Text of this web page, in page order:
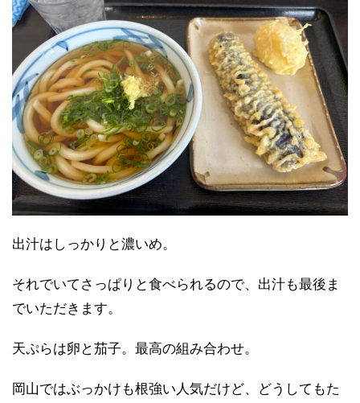
出汁はしっかりと濃いめ。
それでいてさっぱりと食べられるので、出汁も最後ま
でいただきます。
天ぷらは卵と茄子。最高の組み合わせ。
岡山ではぶっかけも根強い人気だけど、どうしてもた